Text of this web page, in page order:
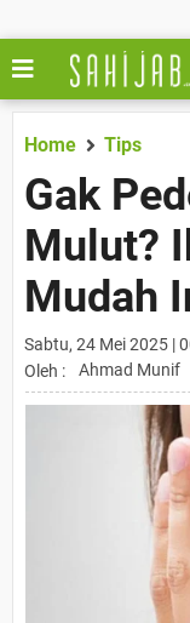
Home Tips
Gak
Mulut?
Mudah
Sabtu, 24 Mei 2025 |
Oleh :
Ahmad Munif